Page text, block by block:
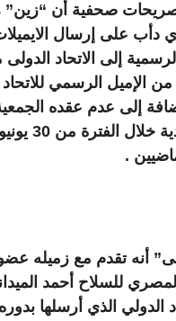
صحفية أن “زين”
دأب على إرسال
إلى الاتحاد الدولى
الإميل الرسمي للاتحاد
إلى عدم عقده
العمومية
أنه تقدم مع زميله
المصري للسلاح أحمد
الدولي الذي أرسلها